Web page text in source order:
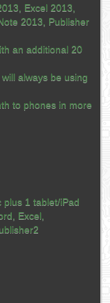
Excel 2013,
2013, Publisher
an additional 20
always be using
to phones in more
plus 1 tablet/iPad
Excel,